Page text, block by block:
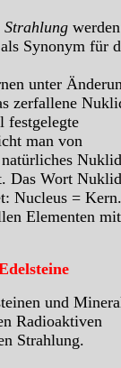
Strahlung werden
Synonym für
unter
zerfallene
festgelegte
man von
Nuklid
Das Wort Nuklid
Nucleus =
Elementen
und
Radioaktiven
Strahlung.